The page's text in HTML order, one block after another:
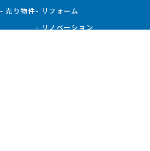
- 売り物件- リフォーム
- リノベーション